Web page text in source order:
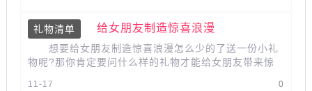
礼物清单 给女朋友制造惊喜浪漫
想要给女朋友制造惊喜浪漫怎么少的了送一份小礼
物呢?那你肯定要问什么样的礼物才能给女朋友带来惊
0
11-17